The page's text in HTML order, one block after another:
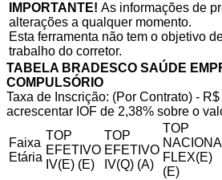
IMPORTANTE! As informações de
alterações a qualquer momento.
Esta ferramenta não tem o objetivo
trabalho do corretor.
TABELA BRADESCO SAÚDE
COMPULSÓRIO
Taxa de Inscrição: (Por Contrato) -
acrescentar IOF de 2,38% sobre o
Faixa
Etária
TOP
EFETIVO
IV(E) (E)
TOP
EFETIVO
IV(Q) (A)
TOP
FLEX(E)
(E)